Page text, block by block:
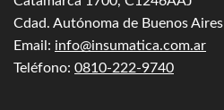
Cdad. Autónoma de Buenos Aires
Email: info@insumatica.com.ar
Teléfono: 0810-222-9740